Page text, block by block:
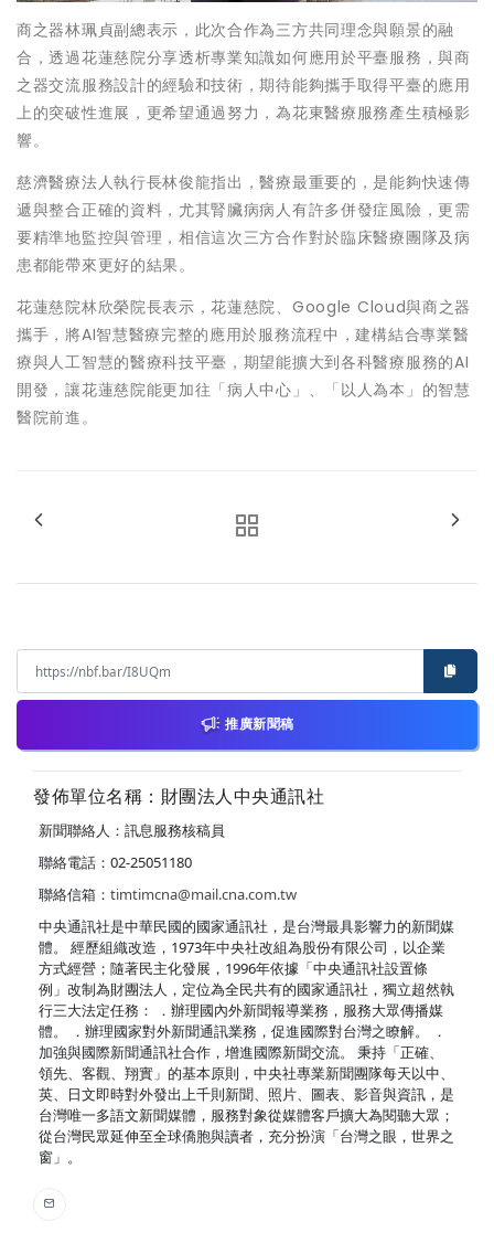
商之器林珮貞副總表示，此次合作為三方共同理念與願景的融
合，透過花蓮慈院分享透析專業知識如何應用於平臺服務，與商
之器交流服務設計的經驗和技術，期待能夠攜手取得平臺的應用
上的突破性進展，更希望通過努力，為花東醫療服務產生積極影
響。
慈濟醫療法人執行長林俊龍指出，醫療最重要的，是能夠快速傳
遞與整合正確的資料，尤其腎臟病病人有許多併發症風險，更需
要精準地監控與管理，相信這次三方合作對於臨床醫療團隊及病
患都能帶來更好的結果。
花蓮慈院林欣榮院長表示，花蓮慈院、Google Cloud與商之器
攜手，將AI智慧醫療完整的應用於服務流程中，建構結合專業醫
療與人工智慧的醫療科技平臺，期望能擴大到各科醫療服務的AI
開發，讓花蓮慈院能更加往「病人中心」、「以人為本」的智慧
醫院前進。
推廣新聞稿
發佈單位名稱：財團法人中央通訊社
新聞聯絡人：訊息服務核稿員
聯絡電話：02-25051180
聯絡信箱： timtimcna@mail.cna.com.tw
中央通訊社是中華民國的國家通訊社，是台灣最具影響力的新聞媒
體。 經歷組織改造，1973年中央社改組為股份有限公司，以企業
方式經營；隨著民主化發展，1996年依據「中央通訊社設置條
例」改制為財團法人，定位為全民共有的國家通訊社，獨立超然執
行三大法定任務： ．辦理國內外新聞報導業務，服務大眾傳播媒
體。 ．辦理國家對外新聞通訊業務，促進國際對台灣之瞭解。 ．
加強與國際新聞通訊社合作，增進國際新聞交流。 秉持「正確、
領先、客觀、翔實」的基本原則，中央社專業新聞團隊每天以中、
英、日文即時對外發出上千則新聞、照片、圖表、影音與資訊，是
台灣唯一多語文新聞媒體，服務對象從媒體客戶擴大為閱聽大眾；
從台灣民眾延伸至全球僑胞與讀者，充分扮演「台灣之眼，世界之
窗」。